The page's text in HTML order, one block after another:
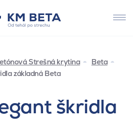
Strešná krytina
Beta
základná Beta
škridla